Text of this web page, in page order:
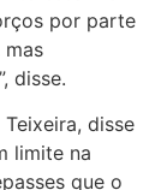
por parte
disse.
disse
limite na
que o